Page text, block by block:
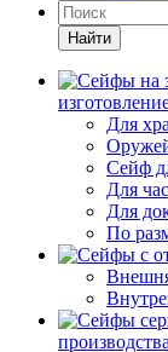
Найти
Для
Сейф
Для
Для
По
производства